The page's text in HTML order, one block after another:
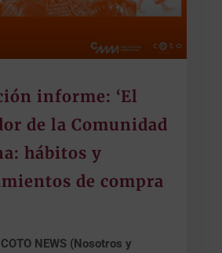
informe: ‘El
de la Comunidad
hábitos y
de compra
COTO NEWS (Nosotros y